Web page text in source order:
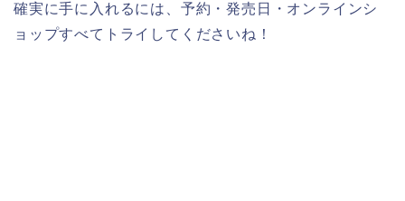
確実に手に入れるには、予約・発売日・オンラインシ
ョップすべてトライしてくださいね！